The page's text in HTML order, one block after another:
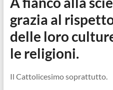
grazia al
delle loro
le religioni.
Il Cattolicesimo soprattutto.